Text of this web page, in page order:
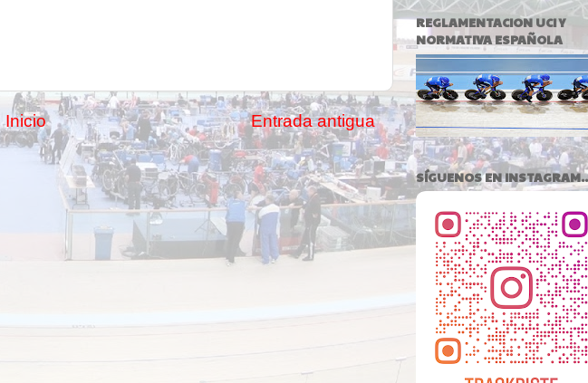
Entrada antigua
Inicio
REGLAMENTACION UCI Y
NORMATIVA ESPAÑOLA
SÍGUENOS EN